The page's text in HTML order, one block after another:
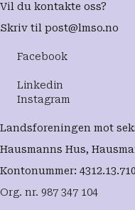
Vil du kontakte oss?
Skriv til post@lmso.no
Facebook
Linkedin
Instagram
Landsforeningen mot
Hausmanns Hus,
Kontonummer:
Org. nr. 987 347 104